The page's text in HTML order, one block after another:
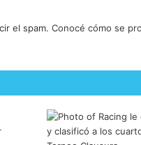
el spam. Conocé cómo se